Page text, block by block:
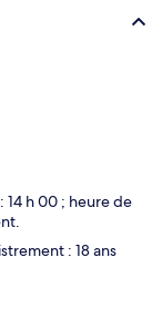
h 00 ; heure de
: 18 ans